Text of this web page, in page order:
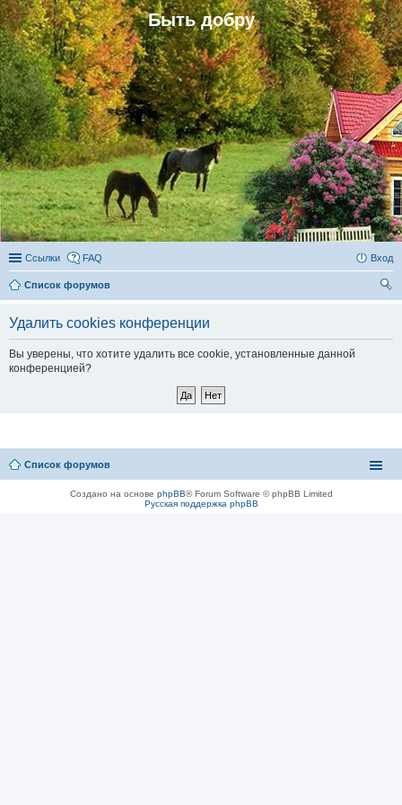
Быть добру
Ссылки FAQ Вход
Список форумов
Удалить cookies конференции
Вы уверены, что хотите удалить все cookie, установленные данной
конференцией?
Список форумов
Создано на основе phpBB® Forum Software © phpBB Limited
Русская поддержка phpBB